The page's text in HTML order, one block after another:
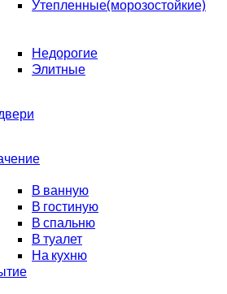
Утепленные(морозостойкие)
Недорогие
Элитные
В ванную
В гостиную
В спальню
В туалет
На кухню